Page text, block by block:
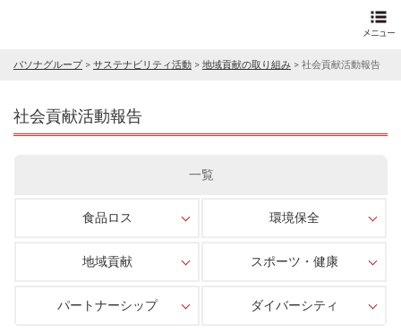
パソナグループ> サステナビリティ活動 > 地域貢献の取り組み > 社会貢献活動報告
社会貢献活動報告
一覧
食品ロス 環境保全
地域貢献 スポーツ・健康
パートナーシップ ダイバーシティ